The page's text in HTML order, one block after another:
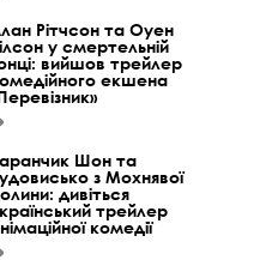
Рітчсон та Оуен
у смертельній
вийшов трейлер
екшена
Шон та
з Мохнявої
дивіться
трейлер
комедії